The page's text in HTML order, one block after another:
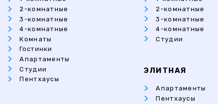
2-комнатные
3-комнатные
4-комнатные
Комнаты
Гостинки
Апартаменты
Студии
Пентхаусы
2-комнатные
3-комнатные
4-комнатные
Студии
ЭЛИТНАЯ
Апартаменты
Пентхаусы